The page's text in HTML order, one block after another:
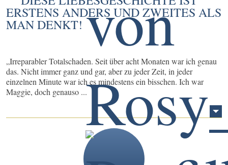
ERSTENS ANDERS UND ZWEITES ALS
MAN DENKT!
„Irreparabler Totalschaden. Seit über acht Monaten war ich genau
das. Nicht immer ganz und gar, aber zu jeder Zeit, in jeder
einzelnen Minute war ich es mindestens ein bisschen. Ich war
Maggie, doch genauso ...